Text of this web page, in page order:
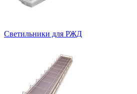
Светильники для РЖД